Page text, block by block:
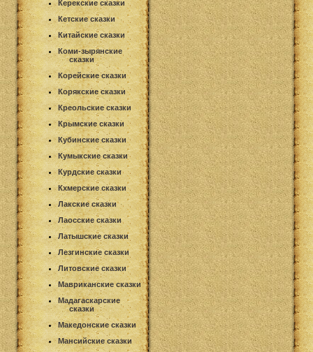
Керекские сказки
Кетские сказки
Китайские сказки
Коми-зырянские
сказки
Корейские сказки
Корякские сказки
Креольские сказки
Крымские сказки
Кубинские сказки
Кумыкские сказки
Курдские сказки
Кхмерские сказки
Лакские сказки
Лаосские сказки
Латышские сказки
Лезгинские сказки
Литовские сказки
Мавриканские сказки
Мадагаскарские
сказки
Македонские сказки
Мансийские сказки